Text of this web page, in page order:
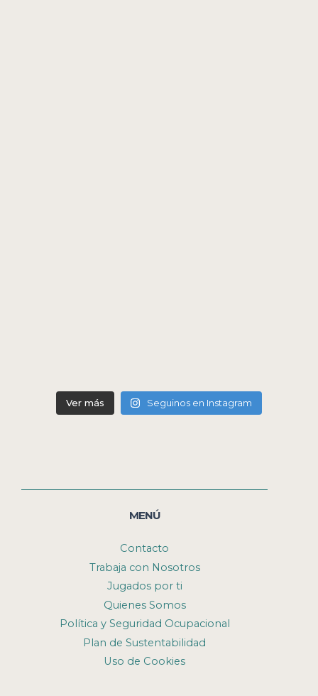
Ver más Seguinos en Instagram
MENÚ
Contacto
Trabaja con Nosotros
Jugados por ti
Quienes Somos
Política y Seguridad Ocupacional
Plan de Sustentabilidad
Uso de Cookies